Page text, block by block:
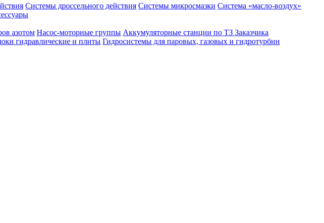
Системы дроссельного действия Системы микросмазки Система «масло-воздух»
азотом Насос-моторные группы Аккумуляторные станции по ТЗ Заказчика
гидравлические и плиты Гидросистемы для паровых, газовых и гидротурбин